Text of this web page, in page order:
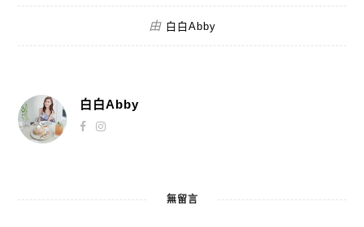
由 白白Abby
白白Abby
無留言